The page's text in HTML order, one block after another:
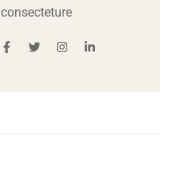
consecteture